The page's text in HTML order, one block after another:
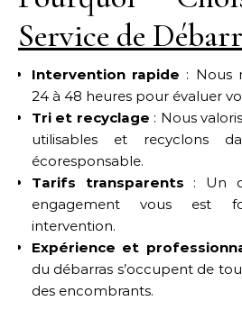
Service de
Intervention rapide : Nous
24 à 48 heures pour évaluer
Tri et recyclage : Nous
utilisables et recyclons
écoresponsable.
Tarifs transparents : Un
engagement vous est
intervention.
Expérience et
du débarras s’occupent de
des encombrants.